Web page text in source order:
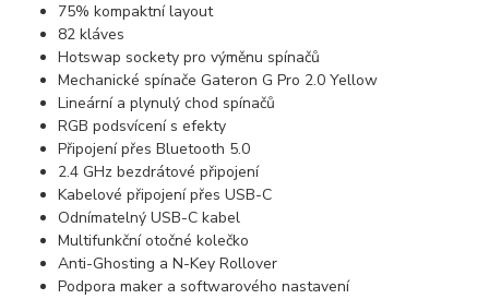
75% kompaktní layout
82 kláves
Hotswap sockety pro výměnu spínačů
Mechanické spínače Gateron G Pro 2.0 Yellow
Lineární a plynulý chod spínačů
RGB podsvícení s efekty
Připojení přes Bluetooth 5.0
2.4 GHz bezdrátové připojení
Kabelové připojení přes USB-C
Odnímatelný USB-C kabel
Multifunkční otočné kolečko
Anti-Ghosting a N-Key Rollover
Podpora maker a softwarového nastavení